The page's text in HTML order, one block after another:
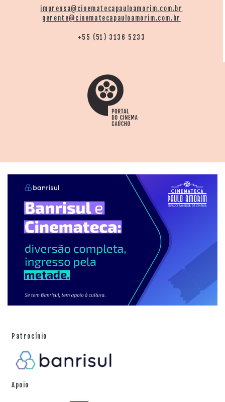
imprensa@cinematecapauloamorim.com.br
gerente@cinematecapauloamorim.com.br
+55 (51) 3136 5233
Patrocínio
Apoio